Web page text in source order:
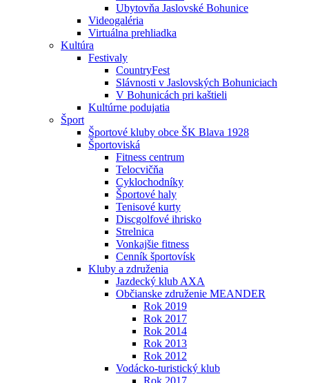
Ubytovňa Jaslovské Bohunice
Videogaléria
Virtuálna prehliadka
Kultúra
Festivaly
CountryFest
Slávnosti v Jaslovských Bohuniciach
V Bohunicách pri kaštieli
Kultúrne podujatia
Šport
Športové kluby obce ŠK Blava 1928
Športoviská
Fitness centrum
Telocvičňa
Cyklochodníky
Športové haly
Tenisové kurty
Discgolfové ihrisko
Strelnica
Vonkajšie fitness
Cenník športovísk
Kluby a združenia
Jazdecký klub AXA
Občianske združenie MEANDER
Rok 2019
Rok 2017
Rok 2014
Rok 2013
Rok 2012
Vodácko-turistický klub
Rok 2017